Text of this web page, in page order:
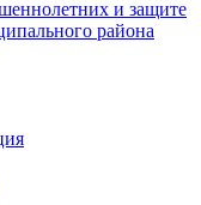
и защите
района